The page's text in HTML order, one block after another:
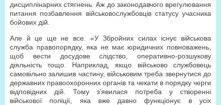
дисциплінарних стягнень. Аж до законодавчого врегулювання
питання позбавлення військовослужбовців статусу учасника
бойових дій.
Але й це ще не все. «У Збройних силах існує військова
служба правопорядку, яка не має юридичних повноважень,
щоб вести досудове слідство, оперативно-розшукову
діяльність тощо. Наприклад, якщо військово службовець
самовільно залишив частину, військовим треба звернутися до
державних правоохоронних органів та чекати в порядку черги
відповідних дій. Тому з’явилася потреба у створенні
військової поліції, яка вже давно функціонує в усіх